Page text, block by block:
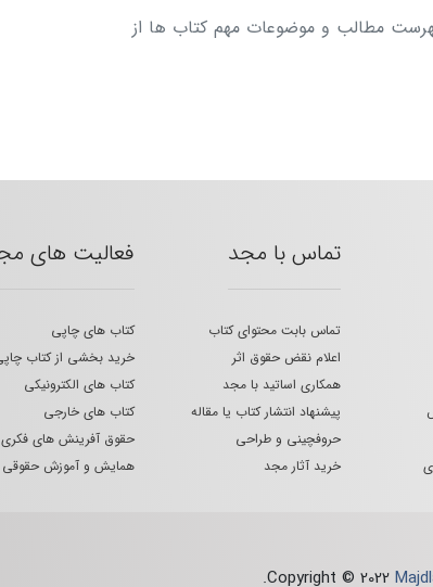
مطالب و موضوعات مهم کتاب ها از
تماس با مجد
تماس بابت محتوای کتاب
اعلام نقض حقوق اثر
همکاری اساتید با مجد
پیشنهاد انتشار کتاب یا مقاله
حروفچینی و طراحی
خرید آثار مجد
فعالیت های
کتاب های چاپی
خرید بخشی از کتاب
کتاب های الکترونیکی
کتاب های خارجی
حقوق آفرینش های فکری
همایش و آموزش حقوقی
Copyright © 2022
.